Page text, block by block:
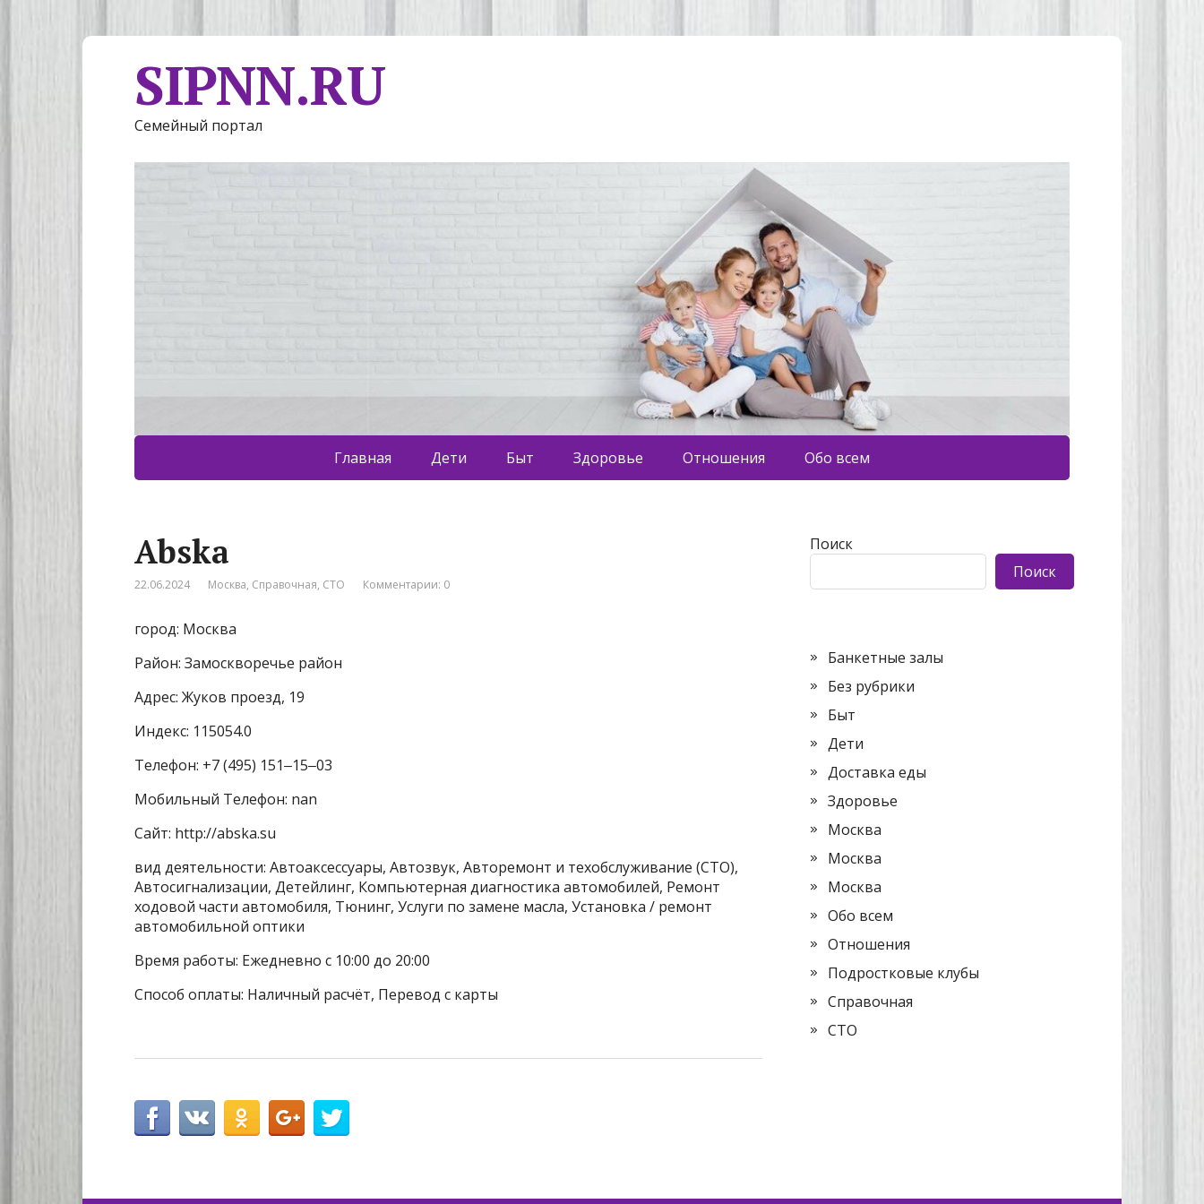
SIPNN.RU
Семейный портал
Главная Дети Быт Здоровье Отношения Обо всем
Abska
22.06.2024 Москва, Справочная, СТО Комментарии: 0
город: Москва
Район: Замоскворечье район
Адрес: Жуков проезд, 19
Индекс: 115054.0
Телефон: +7 (495) 151‒15‒03
Мобильный Телефон: nan
Сайт: http://abska.su
вид деятельности: Автоаксессуары, Автозвук, Авторемонт и техобслуживание (СТО),
Автосигнализации, Детейлинг, Компьютерная диагностика автомобилей, Ремонт
ходовой части автомобиля, Тюнинг, Услуги по замене масла, Установка / ремонт
автомобильной оптики
Время работы: Ежедневно с 10:00 до 20:00
Способ оплаты: Наличный расчёт, Перевод с карты
Поиск
Поиск
Банкетные залы
Без рубрики
Быт
Дети
Доставка еды
Здоровье
Москва
Москва
Москва
Обо всем
Отношения
Подростковые клубы
Справочная
СТО